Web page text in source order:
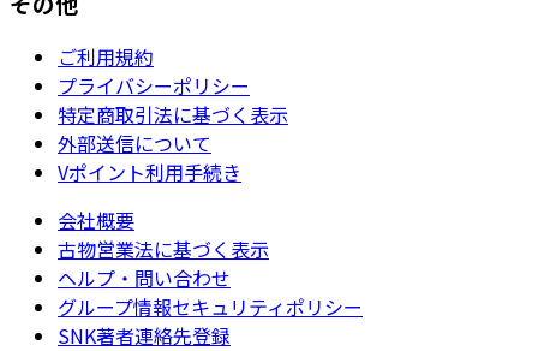
ご利用規約
プライバシーポリシー
特定商取引法に基づく表示
外部送信について
Vポイント利用手続き
会社概要
古物営業法に基づく表示
ヘルプ・問い合わせ
グループ情報セキュリティポリシー
SNK著者連絡先登録